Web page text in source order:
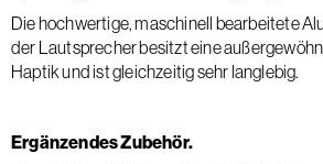
Die hochwertige, maschinell bearbeitete
der Lautsprecher besitzt eine
Haptik und ist gleichzeitig sehr langlebig.
Ergänzendes Zubehör.